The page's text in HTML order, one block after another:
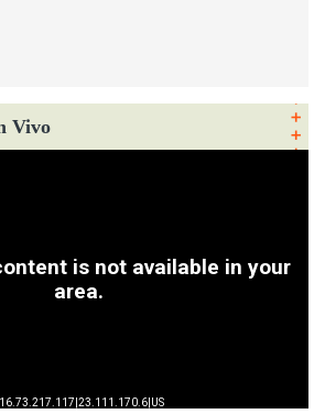
Vivo